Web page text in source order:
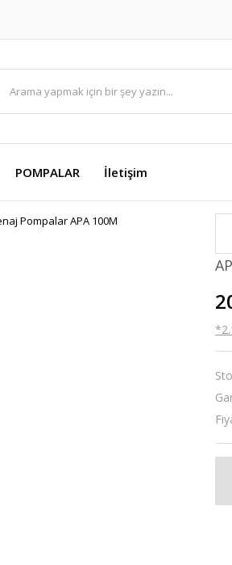
POMPALAR İletişim